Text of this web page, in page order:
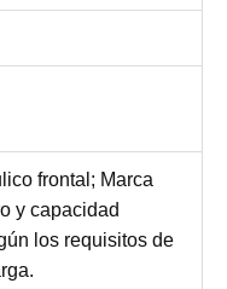
frontal; Marca
y capacidad
los requisitos de